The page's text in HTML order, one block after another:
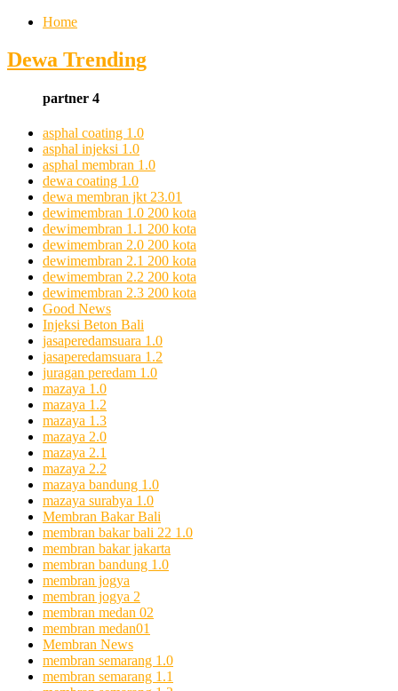
Home
Dewa Trending
partner 4
asphal coating 1.0
asphal injeksi 1.0
asphal membran 1.0
dewa coating 1.0
dewa membran jkt 23.01
dewimembran 1.0 200 kota
dewimembran 1.1 200 kota
dewimembran 2.0 200 kota
dewimembran 2.1 200 kota
dewimembran 2.2 200 kota
dewimembran 2.3 200 kota
Good News
Injeksi Beton Bali
jasaperedamsuara 1.0
jasaperedamsuara 1.2
juragan peredam 1.0
mazaya 1.0
mazaya 1.2
mazaya 1.3
mazaya 2.0
mazaya 2.1
mazaya 2.2
mazaya bandung 1.0
mazaya surabya 1.0
Membran Bakar Bali
membran bakar bali 22 1.0
membran bakar jakarta
membran bandung 1.0
membran jogya
membran jogya 2
membran medan 02
membran medan01
Membran News
membran semarang 1.0
membran semarang 1.1